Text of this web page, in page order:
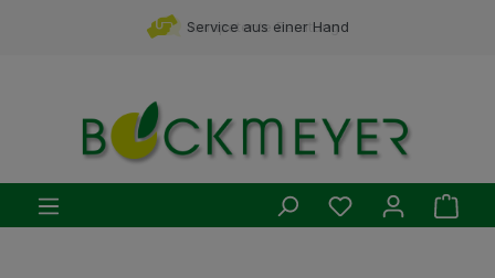
Zum Hauptinhalt springenkompetente Beratung
Service aus einer Hand
Du hast 0